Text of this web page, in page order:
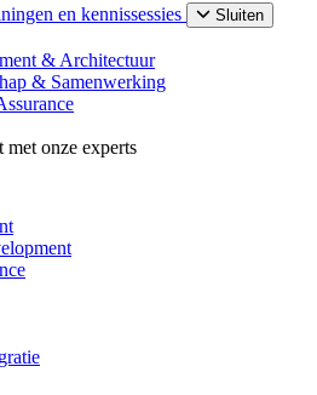
en kennissessies
Sluiten
& Architectuur
& Samenwerking
onze experts